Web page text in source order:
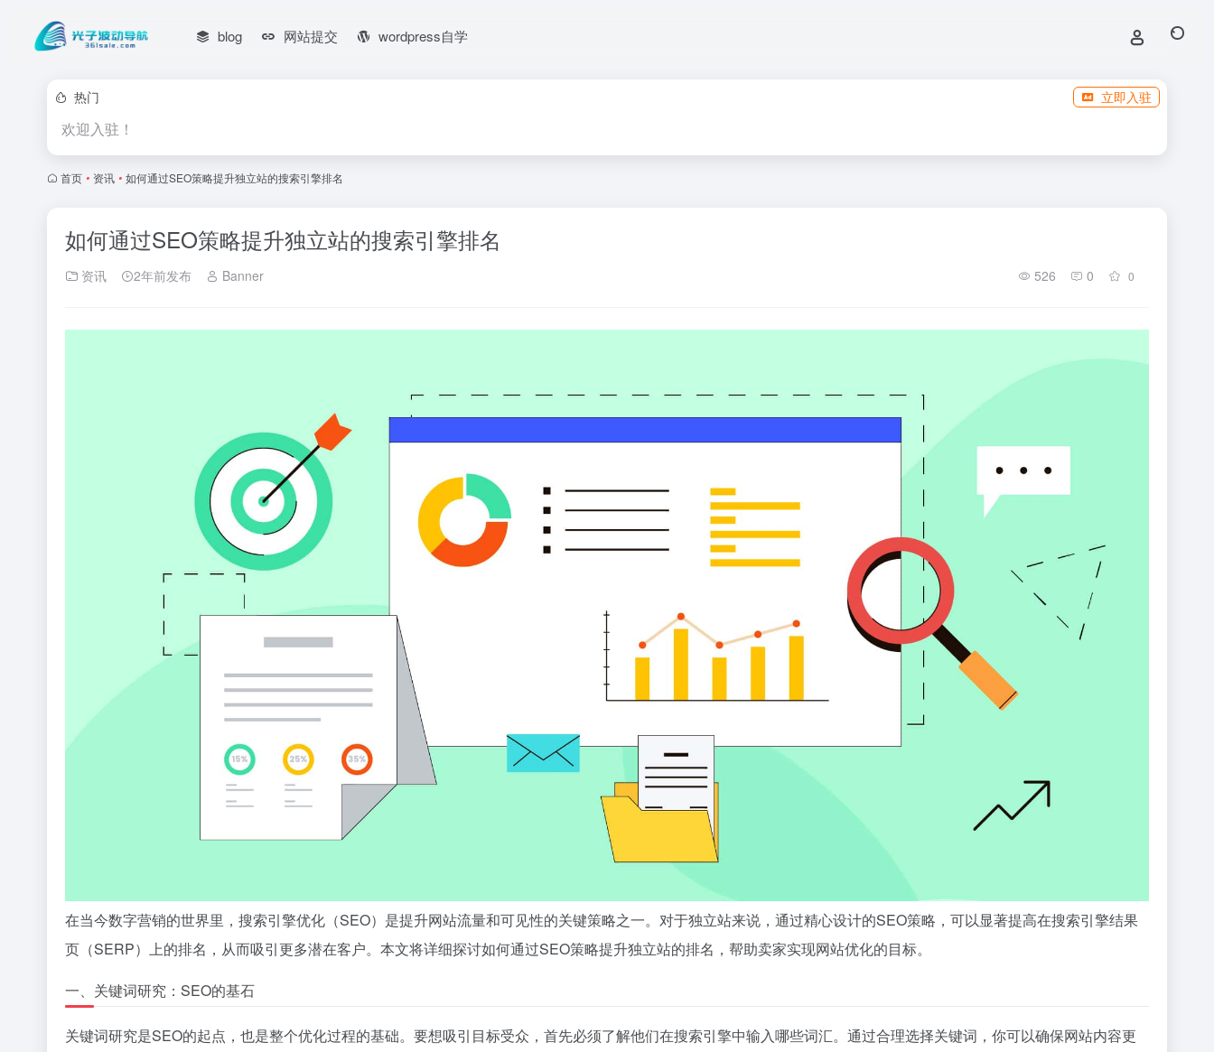
blog 网站提交 wordpress自学
热门 立即入驻
欢迎入驻！
首页 • 资讯 • 如何通过SEO策略提升独立站的搜索引擎排名
如何通过SEO策略提升独立站的搜索引擎排名
资讯 2年前发布 Banner 526 0 0
在当今数字营销的世界里，搜索引擎优化（SEO）是提升网站流量和可见性的关键策略之一。对于独立站来说，通过精心设计的SEO策略，可以显著提高在搜索引擎结果
页（SERP）上的排名，从而吸引更多潜在客户。本文将详细探讨如何通过SEO策略提升独立站的排名，帮助卖家实现网站优化的目标。
一、关键词研究：SEO的基石
关键词研究是SEO的起点，也是整个优化过程的基础。要想吸引目标受众，首先必须了解他们在搜索引擎中输入哪些词汇。通过合理选择关键词，你可以确保网站内容更